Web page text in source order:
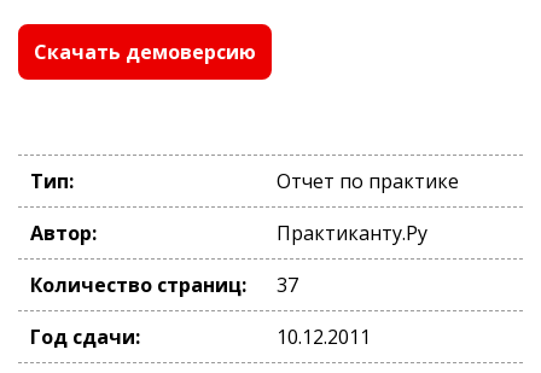
Скачать демоверсию
Тип:
Отчет по практике
Автор:
Практиканту.Ру
Количество страниц:
37
Год сдачи:
10.12.2011